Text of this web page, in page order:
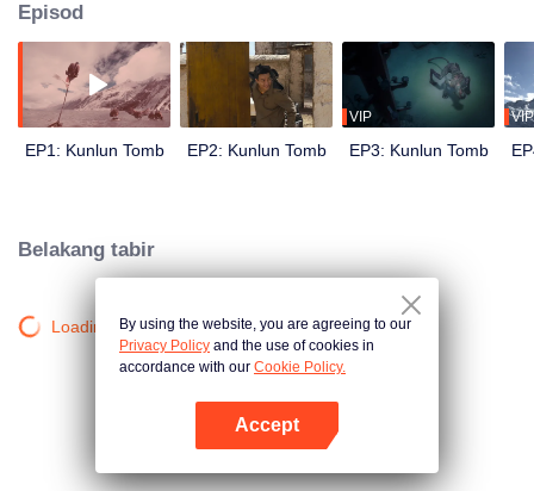
mencarinya, sehingga memulakan ekspedisi kubur kuno.
Episod
EP1: Kunlun Tomb EP2: Kunlun Tomb
VIP
EP3: Kunlun Tomb
VIP
Belakang tabir
Loading…By using the website, you are agreeing to our
Privacy Policy and the use of cookies in
accordance with our Cookie Policy.
Accept